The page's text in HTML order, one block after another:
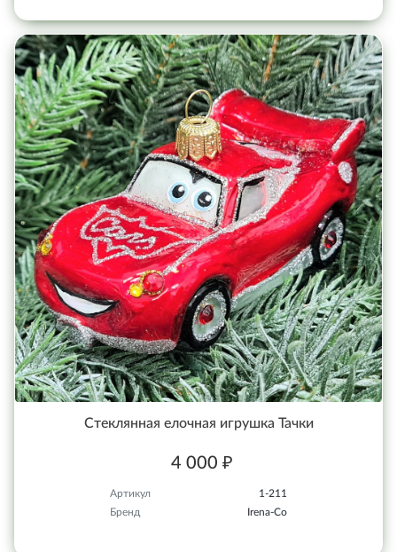
Стеклянная елочная игрушка Тачки
4 000 ₽
Артикул
1-211
Бренд
Irena-Co